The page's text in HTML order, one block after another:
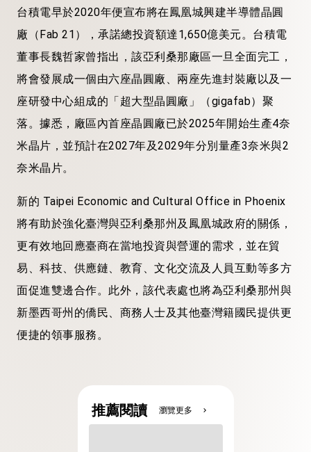
台積電早於2020年便宣布將在鳳凰城興建半導體晶圓
廠（Fab 21），承諾總投資額達1,650億美元。台積電
董事長魏哲家曾指出，該亞利桑那廠區一旦全面完工，
將會發展成一個由六座晶圓廠、兩座先進封裝廠以及一
座研發中心組成的「超大型晶圓廠」（gigafab）聚
落。據悉，廠區內首座晶圓廠已於2025年開始生產4奈
米晶片，並預計在2027年及2029年分別量產3奈米與2
奈米晶片。
新的 Taipei Economic and Cultural Office in Phoenix
將有助於強化臺灣與亞利桑那州及鳳凰城政府的關係，
更有效地回應臺商在當地投資與營運的需求，並在貿
易、科技、供應鏈、教育、文化交流及人員互動等多方
面促進雙邊合作。此外，該代表處也將為亞利桑那州與
新墨西哥州的僑民、商務人士及其他臺灣籍國民提供更
便捷的領事服務。
推薦閱讀 瀏覽更多 chevron_right